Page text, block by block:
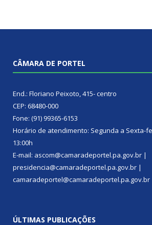
CÂMARA DE PORTEL
End.: Floriano Peixoto, 415- centro
CEP: 68480-000
Fone: (91) 99365-6153
Horário de atendimento: Segunda a Sexta-
13:00h
E-mail: ascom@camaradeportel.pa.gov.br |
presidencia@camaradeportel.pa.gov.br |
camaradeportel@camaradeportel.pa.gov.br
ÚLTIMAS PUBLICAÇÕES